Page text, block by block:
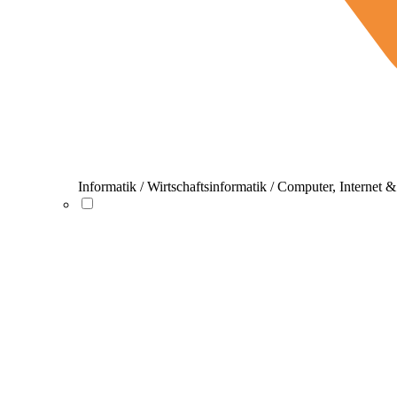
Informatik / Wirtschaftsinformatik / Computer, Internet